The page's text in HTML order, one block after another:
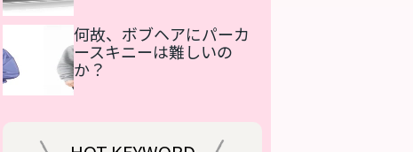
何故、ボブヘアにパーカ
ースキニーは難しいの
か？